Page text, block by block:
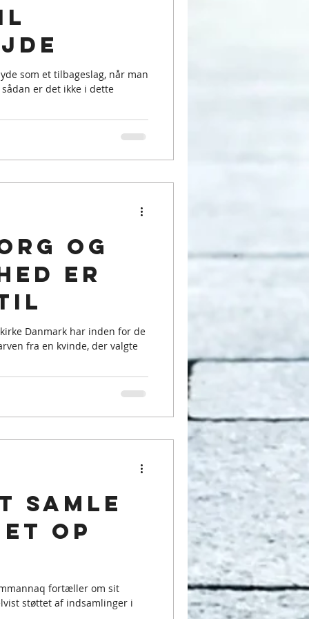
som et tilbageslag, når man
er det ikke i dette
og
er
Danmark har inden for de
fra en kvinde, der valgte
samle
op
fortæller om sit
støttet af indsamlinger i